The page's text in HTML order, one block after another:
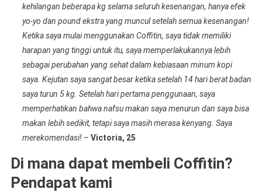
kehilangan beberapa kg selama seluruh kesenangan, hanya efek
yo-yo dan pound ekstra yang muncul setelah semua kesenangan!
Ketika saya mulai menggunakan Coffitin, saya tidak memiliki
harapan yang tinggi untuk itu, saya memperlakukannya lebih
sebagai perubahan yang sehat dalam kebiasaan minum kopi
saya. Kejutan saya sangat besar ketika setelah 14 hari berat badan
saya turun 5 kg. Setelah hari pertama penggunaan, saya
memperhatikan bahwa nafsu makan saya menurun dan saya bisa
makan lebih sedikit, tetapi saya masih merasa kenyang. Saya
merekomendasi!– Victoria, 25
Di mana dapat membeli Coffitin?
Pendapat kami